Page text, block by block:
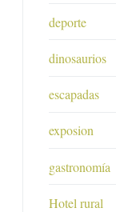
deporte
dinosaurios
escapadas
exposion
gastronomía
Hotel rural